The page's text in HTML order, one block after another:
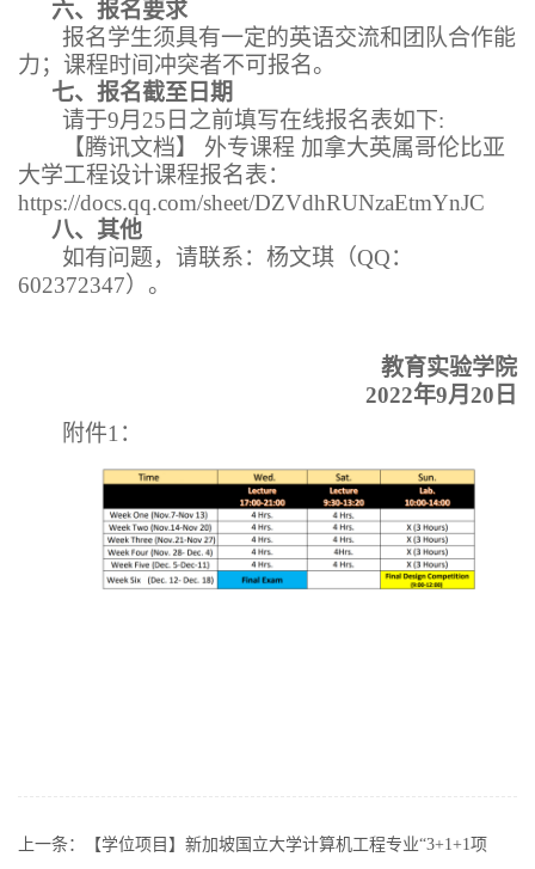
六、报名要求
报名学生须具有一定的英语交流和团队合作能
力；课程时间冲突者不可报名。
七、报名截至日期
请于9月 25 日之前填写在线报名表如下:
【腾讯文档】
外专课程 加拿大英属哥伦比亚
大学工程设计课程报名表：
https://docs.qq.com/sheet/DZVdhRUNzaEtmYnJC
八、其他
如有问题，请联系：杨文琪（QQ：
602372347）。
教育实验学院
2022年9月20日
附件1：
上一条：
【学位项目】新加坡国立大学计算机工程专业“3+1+1项